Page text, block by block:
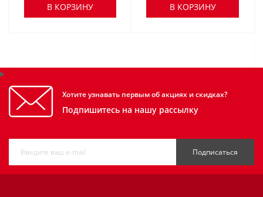
В КОРЗИНУ В КОРЗИНУ
Хотите узнавать первым об акциях и скидках?
Подпишитесь на нашу рассылку
Подписаться